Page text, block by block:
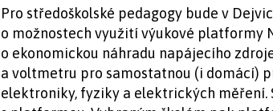
Pro středoškolské pedagogy bude v
o možnostech využití výukové platformy
o ekonomickou náhradu napájecího
a voltmetru pro samostatnou (i domácí)
elektroniky, fyziky a elektrických